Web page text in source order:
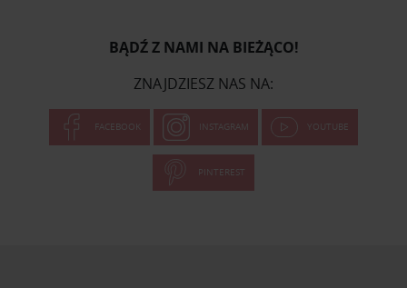
BĄDŹ Z NAMI NA BIEŻĄCO!
ZNAJDZIESZ NAS NA:
FACEBOOK INSTAGRAM YOUTUBE
PINTEREST